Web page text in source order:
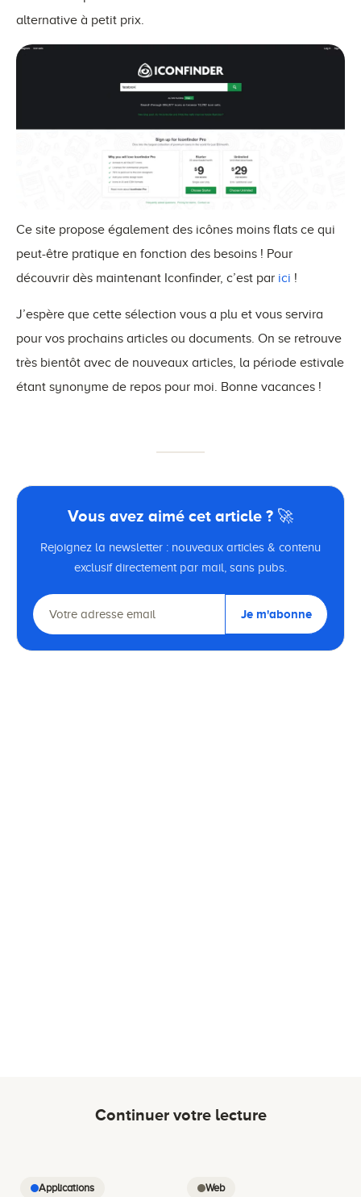
alternative à petit prix.
Ce site propose également des icônes moins flats ce qui
peut-être pratique en fonction des besoins ! Pour
découvrir dès maintenant Iconfinder, c’est par ici !
J’espère que cette sélection vous a plu et vous servira
pour vos prochains articles ou documents. On se retrouve
très bientôt avec de nouveaux articles, la période estivale
étant synonyme de repos pour moi. Bonne vacances !
Vous avez aimé cet article ? 🚀
Rejoignez la newsletter : nouveaux articles & contenu
exclusif directement par mail, sans pubs.
Je m'abonne
Continuer votre lecture
Applications Web